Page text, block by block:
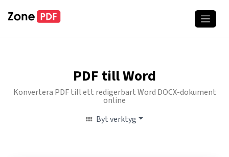
PDF till Word
Konvertera PDF till ett redigerbart Word DOCX-dokument
online
Byt verktyg